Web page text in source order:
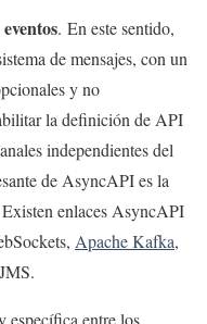
. En este sentido,
de mensajes, con un
y no
la definición de API
independientes del
de AsyncAPI es la
enlaces AsyncAPI
Apache Kafka,
específica entre los